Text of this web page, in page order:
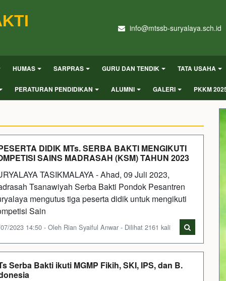
info@mtssb-suryalaya.sch.id
HUMAS SARPRAS GURU DAN TENDIK TATA USAHA
PERATURAN PENDIDIKAN ALUMNI GALERI PKKM
DIDIK MTs. SERBA BAKTI MENGIKUTI
SAINS MADRASAH (KSM) TAHUN 2023
TASIKMALAYA - Ahad, 09 Juli 2023,
Tsanawiyah Serba Bakti Pondok Pesantren
mengutus tiga peserta didik untuk mengikuti
Sain
2023 14:50 - Oleh Rian Syaiful Anwar - Dilihat 2161 kali
Serba Bakti ikuti MGMP Fikih, SKI, IPS, dan B.